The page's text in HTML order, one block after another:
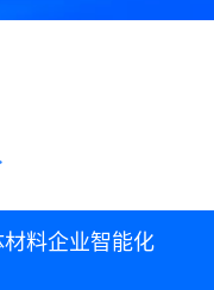
料企业智能化